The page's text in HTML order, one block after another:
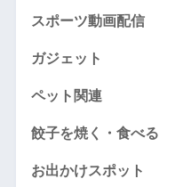
スポーツ動画配信
ガジェット
ペット関連
餃子を焼く・食べる
お出かけスポット